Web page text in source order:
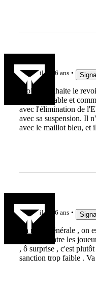
il y a 6 ans
Moi, je souhaite le
a pété un cable et
avec l'élimination de
avec sa suspension. Il
avec le maillot bleu, et
il y a 6 ans
En règle générale , on
lourdes contre les
, ô surprise , c'est
sanction trop faible .